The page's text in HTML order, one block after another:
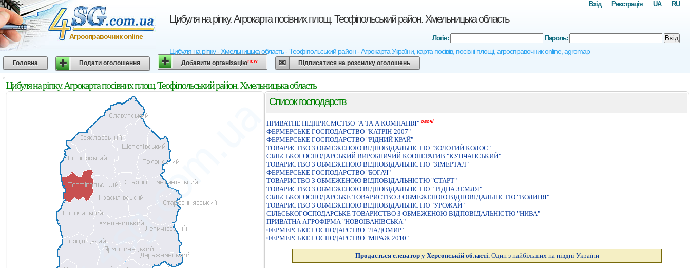
Цибуля на ріпку. Агрокарта посівних площ. Теофіпольський район. Хмельницька область
Цибуля на ріпку - Хмельницька область - Теофіпольський район - Агрокарта України, карта посівів, посівні площі, агросправочник online, agromap
Агросправочник online
RU
UA
Реєстрація
Вхід
Логін: Пароль: Вхід
Головна Подати оголошення Добавити організаціюnew Підписатися на розсилку оголошень
Цибуля на ріпку. Агрокарта посівних площ. Теофіпольський район. Хмельницька область
Список господарств
ПРИВАТНЕ ПIДПРИЄМСТВО "А ТА А КОМПАНIЯ" овочі
ФЕРМЕРСЬКЕ ГОСПОДАРСТВО "КАТРIН-2007"
ФЕРМЕРСЬКЕ ГОСПОДАРСТВО "РIДНИЙ КРАЙ"
ТОВАРИСТВО З ОБМЕЖЕНОЮ ВIДПОВIДАЛЬНIСТЮ "ЗОЛОТИЙ КОЛОС"
СIЛЬСЬКОГОСПОДАРСЬКИЙ ВИРОБНИЧИЙ КООПЕРАТИВ "КУНЧАНСЬКИЙ"
ТОВАРИСТВО З ОБМЕЖЕНОЮ ВІДПОВІДАЛЬНІСТЮ "ЗІМЕРТАЛ"
ФЕРМЕРСЬКЕ ГОСПОДАРСТВО "БОГАЧ"
ТОВАРИСТВО З ОБМЕЖЕНОЮ ВІДПОВІДАЛЬНІСТЮ "СТАРТ"
ТОВАРИСТВО З ОБМЕЖЕНОЮ ВIДПОВIДАЛЬНIСТЮ " РIДНА ЗЕМЛЯ"
СІЛЬСЬКОГОСПОДАРСЬКЕ ТОВАРИСТВО З ОБМЕЖЕНОЮ ВІДПОВІДАЛЬНІСТЮ "ВОЛИЦЯ"
ТОВАРИСТВО З ОБМЕЖЕНОЮ ВІДПОВІДАЛЬНІСТЮ "УРОЖАЙ"
СIЛЬСЬКОГОСПОДАРСЬКЕ ТОВАРИСТВО З ОБМЕЖЕНОЮ ВIДПОВIДАЛЬНIСТЮ "НИВА"
ПРИВАТНА АГРОФІРМА "НОВОІВАНІВСЬКА"
ФЕРМЕРСЬКЕ ГОСПОДАРСТВО "ЛАДОМИР"
ФЕРМЕРСЬКЕ ГОСПОДАРСТВО "МIРАЖ 2010"
Продається елеватор у Херсонській області. Один з найбільших на півдні України